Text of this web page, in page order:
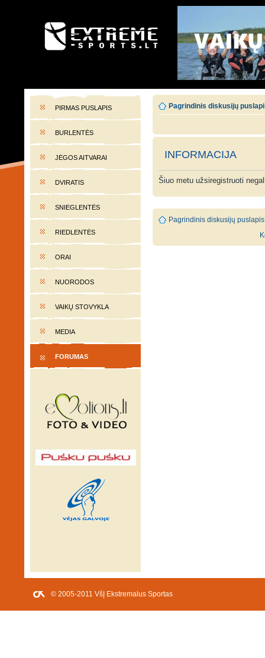
EXTREME-SPORTS.LT
PIRMAS PUSLAPIS
BURLENTĖS
JĖGOS AITVARAI
DVIRATIS
SNIEGLENTĖS
RIEDLENTĖS
ORAI
NUORODOS
VAIKŲ STOVYKLA
MEDIA
FORUMAS
Pagrindinis diskusijų
INFORMACIJA
Šiuo metu užsiregistruoti
Pagrindinis diskusijų puslapis
© 2005-2011 VšĮ Ekstremalus Sportas